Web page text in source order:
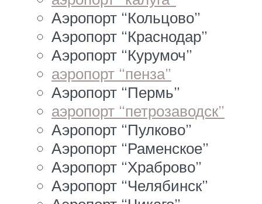
Аэропорт “Кольцово”
Аэропорт “Краснодар”
Аэропорт “Курумоч”
аэропорт “пенза”
Аэропорт “Пермь”
аэропорт “петрозаводск”
Аэропорт “Пулково”
Аэропорт “Раменское”
Аэропорт “Храброво”
Аэропорт “Челябинск”